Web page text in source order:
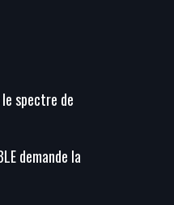
spectre de
demande la